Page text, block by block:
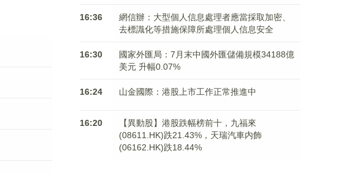
16:36
網信辦：大型個人信息處理者應當採取加密、
去標識化等措施保障所處理個人信息安全
16:30
國家外匯局：7月末中國外匯儲備規模34188億
美元 升幅0.07%
16:24 山金國際：港股上市工作正常推進中
16:20
【異動股】港股跌幅榜前十，九福來
(08611.HK)跌21.43%，天瑞汽車内飾
(06162.HK)跌18.44%